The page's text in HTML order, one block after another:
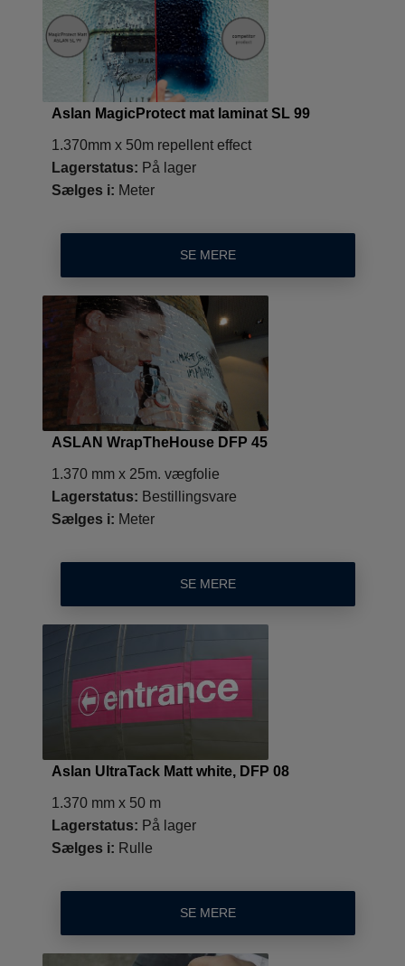
Aslan MagicProtect mat laminat SL 99
1.370mm x 50m repellent effect
Lagerstatus: På lager
Sælges i: Meter
SE MERE
ASLAN WrapTheHouse DFP 45
1.370 mm x 25m. vægfolie
Lagerstatus: Bestillingsvare
Sælges i: Meter
SE MERE
Aslan UltraTack Matt white, DFP 08
1.370 mm x 50 m
Lagerstatus: På lager
Sælges i: Rulle
SE MERE